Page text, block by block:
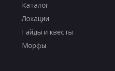
Каталог
Локации
Гайды и квесты
Морфы